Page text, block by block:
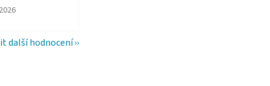
obchodu je 5 z 5 hvězdiček.
další hodnocení